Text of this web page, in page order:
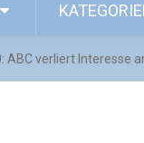
ABC verliert Interesse